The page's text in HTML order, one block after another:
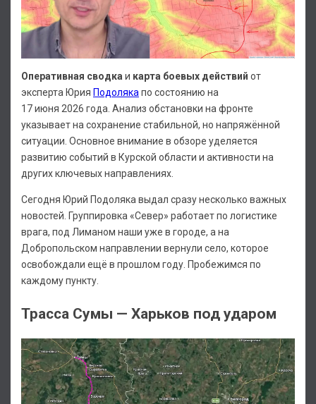
Оперативная сводка и карта боевых действий от
эксперта Юрия Подолякапо состоянию на
17 июня 2026 года. Анализ обстановки на фронте
указывает на сохранение стабильной, но напряжённой
ситуации. Основное внимание в обзоре уделяется
развитию событий в Курской области и активности на
других ключевых направлениях.
Сегодня Юрий Подоляка выдал сразу несколько важных
новостей. Группировка «Север» работает по логистике
врага, под Лиманом наши уже в городе, а на
Добропольском направлении вернули село, которое
освобождали ещё в прошлом году. Пробежимся по
каждому пункту.
Трасса Сумы — Харьков под ударом